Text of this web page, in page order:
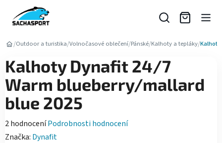
obsah
/Outdoor a turistika/Volnočasové oblečení/Pánské/Kalhoty a tepláky/Kalhoty
Kalhoty Dynafit 24/7
Warm blueberry/mallard
blue 2025
Průměrné
hodnocení
2 hodnoceníPodrobnosti hodnocení
Značka: Dynafit